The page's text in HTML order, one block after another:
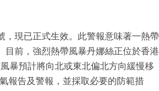
現已正式生效。此警報意味著一熱帶
前，強烈熱帶風暴丹娜絲正位於香港
暴預計將向北或東北偏北方向緩慢移
報告及警報，並採取必要的防範措